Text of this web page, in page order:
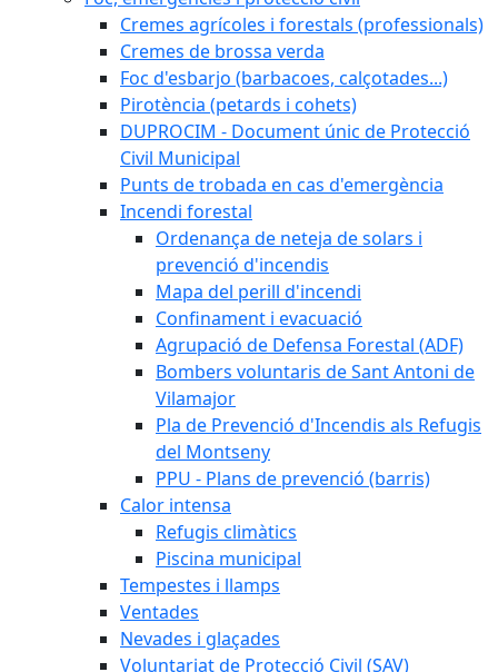
Cremes agrícoles i forestals (professionals)
Cremes de brossa verda
Foc d'esbarjo (barbacoes, calçotades...)
Pirotència (petards i cohets)
DUPROCIM - Document únic de Protecció
Civil Municipal
Punts de trobada en cas d'emergència
Incendi forestal
Ordenança de neteja de solars i
prevenció d'incendis
Mapa del perill d'incendi
Confinament i evacuació
Agrupació de Defensa Forestal (ADF)
Bombers voluntaris de Sant Antoni de
Vilamajor
Pla de Prevenció d'Incendis als Refugis
del Montseny
PPU - Plans de prevenció (barris)
Calor intensa
Refugis climàtics
Piscina municipal
Tempestes i llamps
Ventades
Nevades i glaçades
Voluntariat de Protecció Civil (SAV)